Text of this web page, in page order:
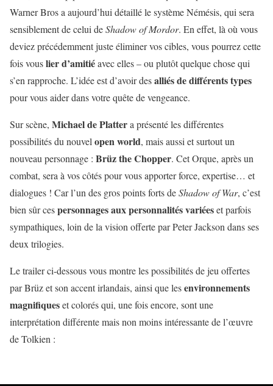
Warner Bros a aujourd’hui détaillé le système Némésis, qui sera
sensiblement de celui deShadow of Mordor. En effet, là où vous
deviez précédemment juste éliminer vos cibles, vous pourrez cette
fois vouslier d’amitiéavec elles – ou plutôt quelque chose qui
s’en rapproche. L’idée est d’avoir desalliés de différents types
pour vous aider dans votre quête de vengeance.
Sur scène, Michael de Plattera présenté les différentes
possibilités du nouvel open world, mais aussi et surtout un
nouveau personnage : Brüz the Chopper. Cet Orque, après un
combat, sera à vos côtés pour vous apporter force, expertise… et
dialogues ! Car l’un des gros points forts deShadow of War, c’est
bien sûr cespersonnages aux personnalités variéeset parfois
sympathiques, loin de la vision offerte par Peter Jackson dans ses
deux trilogies.
Le trailer ci-dessous vous montre les possibilités de jeu offertes
par Brüz et son accent irlandais, ainsi que lesenvironnements
magnifiqueset colorés qui, une fois encore, sont une
interprétation différente mais non moins intéressante de l’œuvre
de Tolkien :